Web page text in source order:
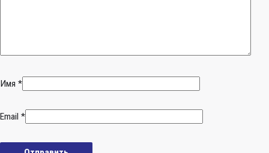
Имя *
Email *